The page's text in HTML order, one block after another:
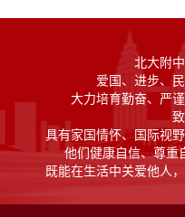
北大附
爱国、进步、
大力培育勤奋、严
具有家国情怀、国际视
他们健康自信、尊重
既能在生活中关爱他人